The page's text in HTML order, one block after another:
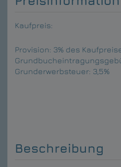
Kaufpreis:
Provision: 3% des
Grunderwerbsteuer: 3,5%
Beschreibung